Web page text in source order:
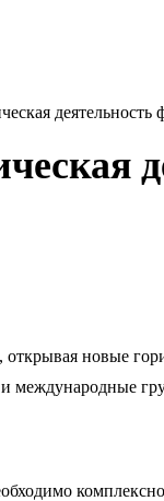
новые
международные